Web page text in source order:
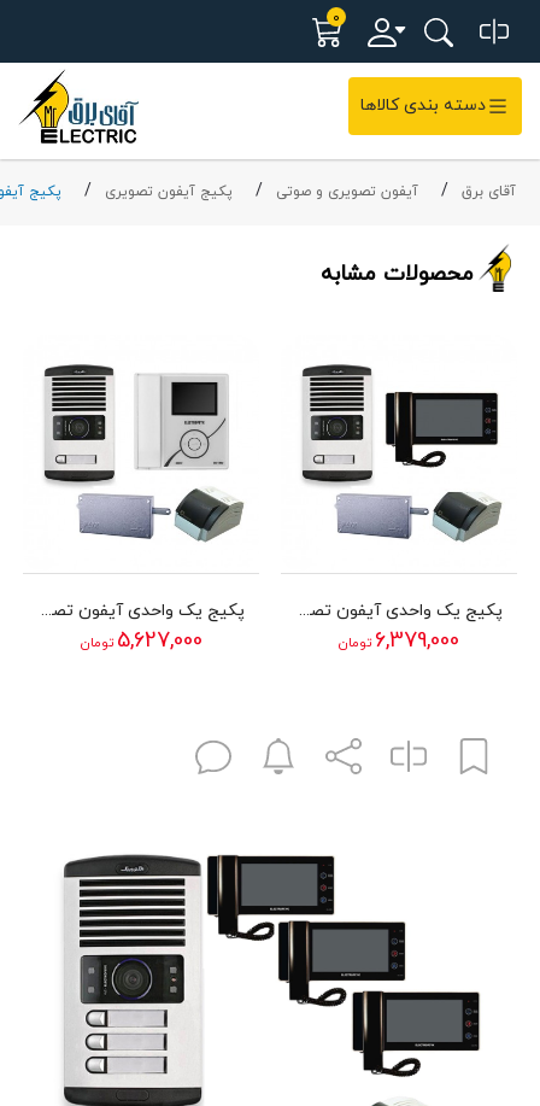
0
دسته بندی کالاها
آقای برق آیفون تصویری و صوتی پکیج آیفون تصویری پکیج
محصولات مشابه
پکیج یک واحدی آیفون تصویری الکتروپیک مدل 1294
6,379,000 تومان
پکیج یک واحدی آیفون تصویری الکتروپیک مدل 592
5,627,000 تومان